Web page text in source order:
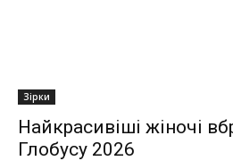
Зірки
Найкрасивіші жіночі
Глобусу 2026